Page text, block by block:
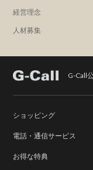
経営理念
人材募集
G-Call
ショッピング
電話・通信サービス
お得な特典